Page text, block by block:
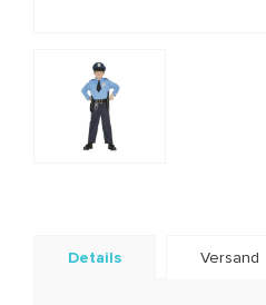
Details Versand